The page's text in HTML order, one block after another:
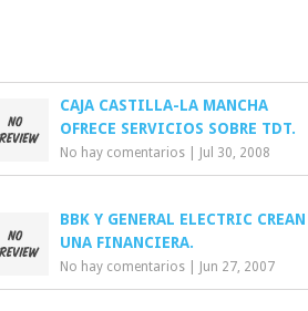
CAJA CASTILLA-LA MANCHA
OFRECE SERVICIOS SOBRE TDT.
No hay comentarios Jul 30, 2008
BBK Y GENERAL ELECTRIC CREAN
UNA FINANCIERA.
No hay comentarios Jun 27, 2007